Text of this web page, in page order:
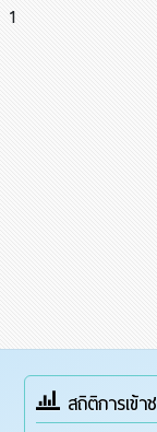
1
สถิติการเข้า